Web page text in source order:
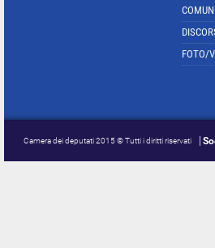
FOTO/
Camera dei deputati 2015 © Tutti i diritti riservati